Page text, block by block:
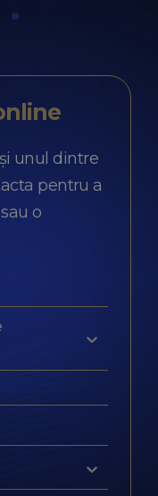
unul dintre
pentru a
o